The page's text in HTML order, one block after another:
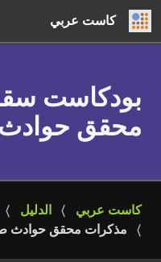
كاست عربي
بودكاست
محقق
كاست عربي الدليل
مذكرات محقق حوادث